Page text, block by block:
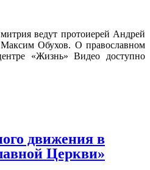
ведут протоиерей Андрей
Обухов. О православном
«Жизнь» Видео доступно
движения в
Церкви»